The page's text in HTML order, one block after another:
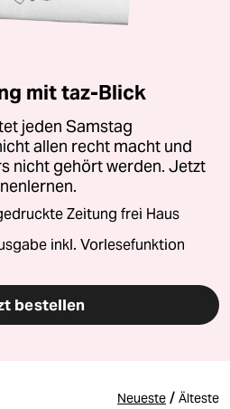
mit taz-Blick
jeden Samstag
allen recht macht und
nicht gehört werden. Jetzt
Zeitung frei Haus
inkl. Vorlesefunktion
bestellen
Neueste / Älteste